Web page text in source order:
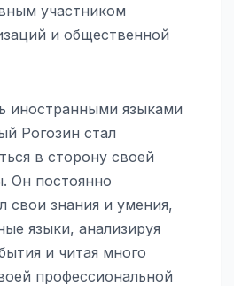
участником
и общественной
иностранными языками
Рогозин стал
в сторону своей
Он постоянно
свои знания и умения,
языки, анализируя
и читая много
профессиональной